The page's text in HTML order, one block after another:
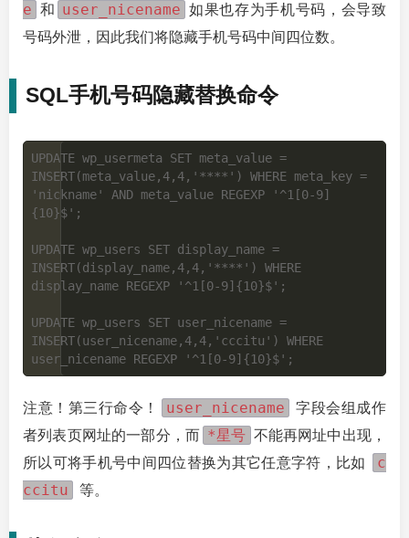
e 和 user_nicename 如果也存为手机号码，会导致
号码外泄，因此我们将隐藏手机号码中间四位数。
SQL手机号码隐藏替换命令
UPDATE wp_usermeta SET meta_value =
INSERT(meta_value,4,4,'****') WHERE meta_key =
'nickname' AND meta_value REGEXP '^1[0-9]
{10}$';
UPDATE wp_users SET display_name =
INSERT(display_name,4,4,'****') WHERE
display_name REGEXP '^1[0-9]{10}$';
UPDATE wp_users SET user_nicename =
INSERT(user_nicename,4,4,'cccitu') WHERE
注意！第三行命令！ user_nicename
字段会组成作
者列表页网址的一部分，而
*星号 不能再网址中出现，
所以可将手机号中间四位替换为其它任意字符，比如
c
ccitu
等。